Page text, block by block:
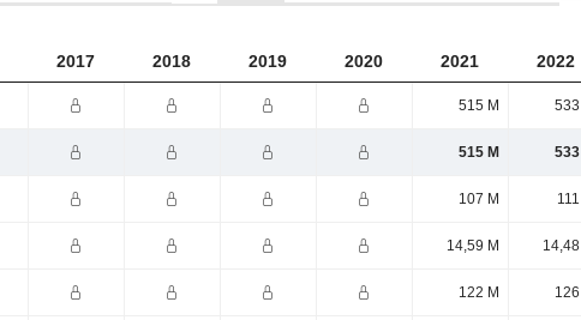
2017 2018 2019 2020 2021 2022
515 M 533
515 M 533
107 M
14,59 M 14,48
122 M 126